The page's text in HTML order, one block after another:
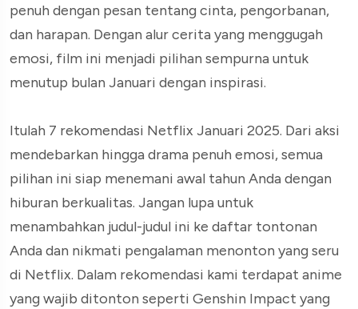
penuh dengan pesan tentang cinta, pengorbanan,
dan harapan. Dengan alur cerita yang menggugah
emosi, film ini menjadi pilihan sempurna untuk
menutup bulan Januari dengan inspirasi.
Itulah 7 rekomendasi Netflix Januari 2025. Dari aksi
mendebarkan hingga drama penuh emosi, semua
pilihan ini siap menemani awal tahun Anda dengan
hiburan berkualitas. Jangan lupa untuk
menambahkan judul-judul ini ke daftar tontonan
Anda dan nikmati pengalaman menonton yang seru
di Netflix. Dalam rekomendasi kami terdapat anime
yang wajib ditonton seperti Genshin Impact yang